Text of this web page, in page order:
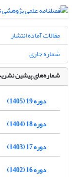
مقالات آماده انتشار
شماره جاری
شماره‌های پیشین
دوره 19 (1405)
دوره 18 (1404)
دوره 17 (1403)
دوره 16 (1402)